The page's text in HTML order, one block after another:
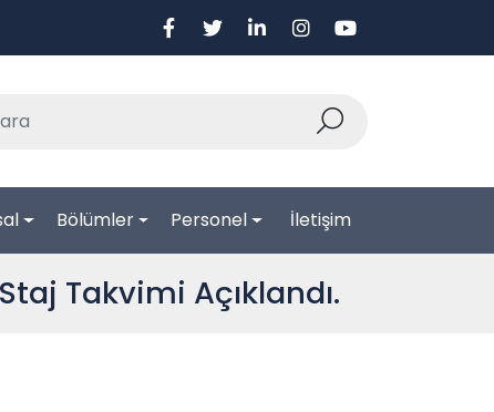
Bölümler Personel İletişim
Takvimi Açıklandı.